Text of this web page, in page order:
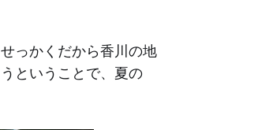
っかくだから香川の地
ということで、夏の